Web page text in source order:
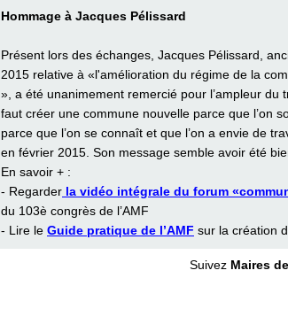
Hommage à Jacques Pélissard
Présent lors des échanges, Jacques Pélissard,
2015 relative à «l'amélioration du régime de la
», a été unanimement remercié pour l’ampleur
faut créer une commune nouvelle parce que l’on
parce que l’on se connaît et que l’on a envie de
en février 2015. Son message semble avoir été
En savoir + :
- Regarder la vidéo intégrale du forum
du 103è congrès de l’AMF
- Lire le Guide pratique de l’AMF sur la création
Suivez Maires